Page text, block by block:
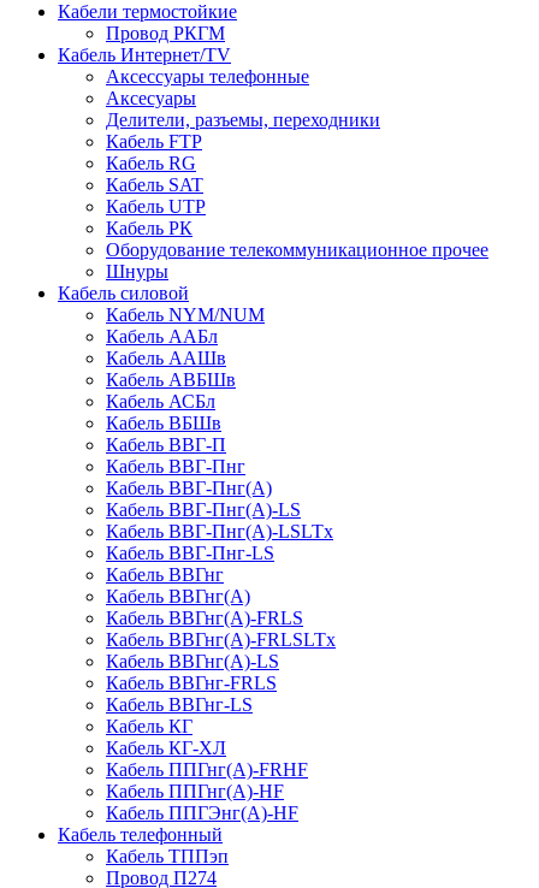
Кабели термостойкие
Провод РКГМ
Кабель Интернет/TV
Аксессуары телефонные
Аксесуары
Делители, разъемы, переходники
Кабель FTP
Кабель RG
Кабель SAT
Кабель UTP
Кабель РК
Оборудование телекоммуникационное прочее
Шнуры
Кабель силовой
Кабель NYM/NUM
Кабель ААБл
Кабель ААШв
Кабель АВБШв
Кабель АСБл
Кабель ВБШв
Кабель ВВГ-П
Кабель ВВГ-Пнг
Кабель ВВГ-Пнг(А)
Кабель ВВГ-Пнг(А)-LS
Кабель ВВГ-Пнг(А)-LSLTx
Кабель ВВГ-Пнг-LS
Кабель ВВГнг
Кабель ВВГнг(А)
Кабель ВВГнг(А)-FRLS
Кабель ВВГнг(А)-FRLSLTx
Кабель ВВГнг(А)-LS
Кабель ВВГнг-FRLS
Кабель ВВГнг-LS
Кабель КГ
Кабель КГ-ХЛ
Кабель ППГнг(А)-FRHF
Кабель ППГнг(А)-HF
Кабель ППГЭнг(А)-HF
Кабель телефонный
Кабель ТППэп
Провод П274